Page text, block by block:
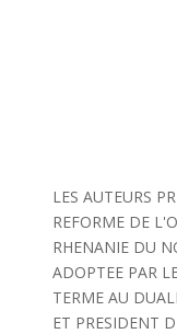
LES AUTEURS
REFORME DE
RHENANIE DU
ADOPTEE PAR
TERME AU
ET PRESIDENT